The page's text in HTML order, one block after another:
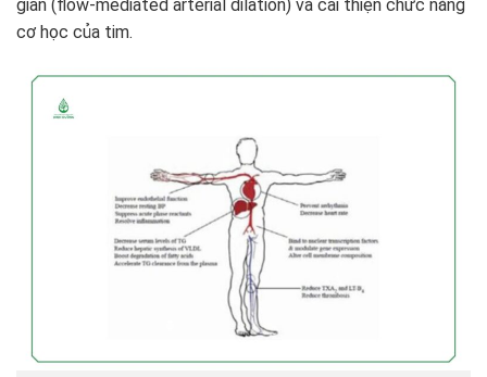
gian (flow-mediated arterial dilation) và cải thiện chức năng
cơ học của tim.